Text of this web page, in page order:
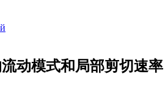
动模式和局部剪切速率